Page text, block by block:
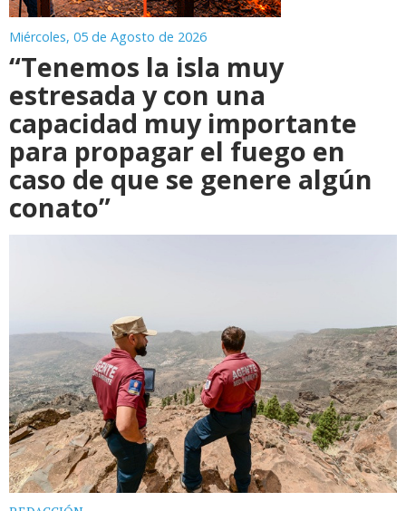
Miércoles, 05 de Agosto de 2026
“Tenemos la isla muy
estresada y con una
capacidad muy importante
para propagar el fuego en
caso de que se genere algún
conato”